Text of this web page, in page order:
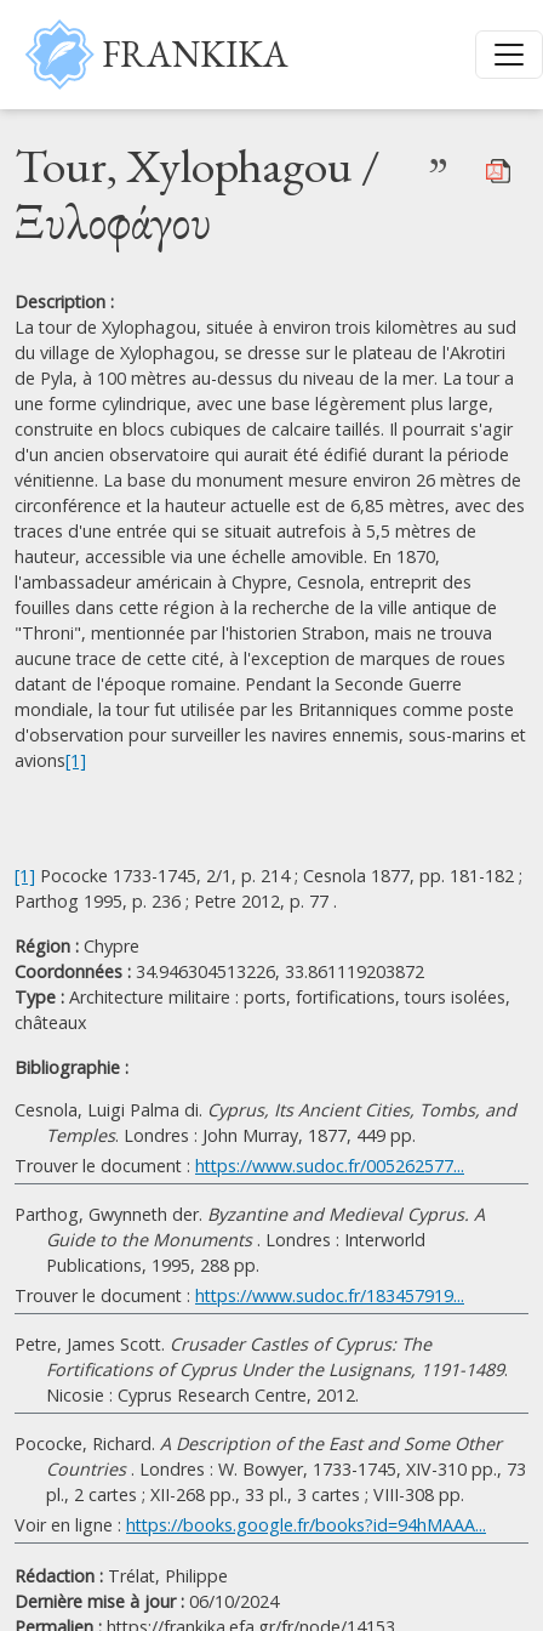
Aller au contenu principal
FRANKIKA
Tour, Xylophagou /
Ξυλοφάγου
”
Description :
La tour de Xylophagou, située à environ trois kilomètres au sud
du village de Xylophagou, se dresse sur le plateau de l'Akrotiri
de Pyla, à 100 mètres au-dessus du niveau de la mer. La tour a
une forme cylindrique, avec une base légèrement plus large,
construite en blocs cubiques de calcaire taillés. Il pourrait s'agir
d'un ancien observatoire qui aurait été édifié durant la période
vénitienne. La base du monument mesure environ 26 mètres de
circonférence et la hauteur actuelle est de 6,85 mètres, avec des
traces d'une entrée qui se situait autrefois à 5,5 mètres de
hauteur, accessible via une échelle amovible. En 1870,
l'ambassadeur américain à Chypre, Cesnola, entreprit des
fouilles dans cette région à la recherche de la ville antique de
"Throni", mentionnée par l'historien Strabon, mais ne trouva
aucune trace de cette cité, à l'exception de marques de roues
datant de l'époque romaine. Pendant la Seconde Guerre
mondiale, la tour fut utilisée par les Britanniques comme poste
d'observation pour surveiller les navires ennemis, sous-marins et
avions[1]
[1] Pococke 1733-1745, 2/1, p. 214 ; Cesnola 1877, pp. 181-182 ;
Parthog 1995, p. 236 ; Petre 2012, p. 77 .
Région : Chypre
Coordonnées : 34.946304513226, 33.861119203872
Type : Architecture militaire : ports, fortifications, tours isolées,
châteaux
Bibliographie :
Cesnola, Luigi Palma di. Cyprus, Its Ancient Cities, Tombs, and
Temples. Londres : John Murray, 1877, 449 pp.
Trouver le document : https://www.sudoc.fr/005262577...
Parthog, Gwynneth der. Byzantine and Medieval Cyprus. A
Guide to the Monuments . Londres : Interworld
Publications, 1995, 288 pp.
Trouver le document : https://www.sudoc.fr/183457919...
Petre, James Scott. Crusader Castles of Cyprus: The
Fortifications of Cyprus Under the Lusignans, 1191-1489.
Nicosie : Cyprus Research Centre, 2012.
Pococke, Richard. A Description of the East and Some Other
Countries . Londres : W. Bowyer, 1733-1745, XIV-310 pp., 73
pl., 2 cartes ; XII-268 pp., 33 pl., 3 cartes ; VIII-308 pp.
Voir en ligne : https://books.google.fr/books?id=94hMAAA...
Rédaction : Trélat, Philippe
Dernière mise à jour : 06/10/2024